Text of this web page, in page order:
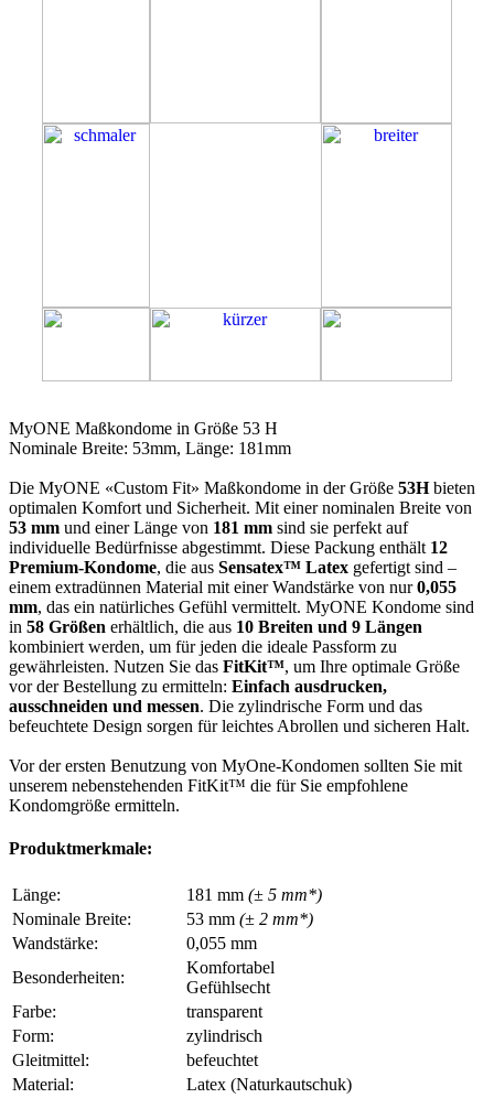
MyONE Maßkondome in Größe 53 H
Nominale Breite: 53mm, Länge: 181mm
Die MyONE «Custom Fit» Maßkondome in der Größe 53Hbieten
optimalen Komfort und Sicherheit. Mit einer nominalen Breite von
53 mm und einer Länge von 181 mm sind sie perfekt auf
individuelle Bedürfnisse abgestimmt. Diese Packung enthält 12
Premium-Kondome, die aus Sensatex™ Latex gefertigt sind –
einem extradünnen Material mit einer Wandstärke von nur0,055
mm, das ein natürliches Gefühl vermittelt. MyONE Kondome sind
in 58 Größen erhältlich, die aus 10 Breiten und 9 Längen
kombiniert werden, um für jeden die ideale Passform zu
gewährleisten. Nutzen Sie das FitKit™, um Ihre optimale Größe
vor der Bestellung zu ermitteln: Einfach ausdrucken,
ausschneiden und messen. Die zylindrische Form und das
befeuchtete Design sorgen für leichtes Abrollen und sicheren Halt.
Vor der ersten Benutzung von MyOne-Kondomen sollten Sie mit
unserem nebenstehenden FitKit™ die für Sie empfohlene
Kondomgröße ermitteln.
Produktmerkmale:
Länge: 181 mm (± 5 mm*)
Nominale Breite:
53 mm (± 2 mm*)
Wandstärke:
0,055 mm
Besonderheiten:
Komfortabel
Gefühlsecht
Farbe:
transparent
Form:
zylindrisch
Gleitmittel:
befeuchtet
Material:
Latex (Naturkautschuk)